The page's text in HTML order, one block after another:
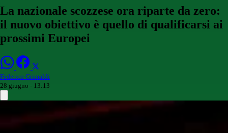
La nazionale scozzese ora riparte da zero:
il nuovo obiettivo è quello di qualificarsi ai
prossimi Europei
Federico Grimaldi
28 giugno - 13:13